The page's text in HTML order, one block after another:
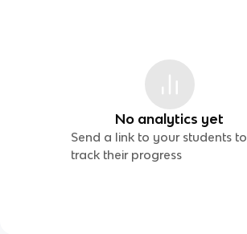
No analytics yet
Send a link to your students to
track their progress